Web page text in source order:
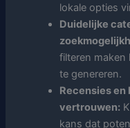
lokale opties
Duidelijke
filteren maken
te genereren.
Recensies
vertrouwen:
kans dat